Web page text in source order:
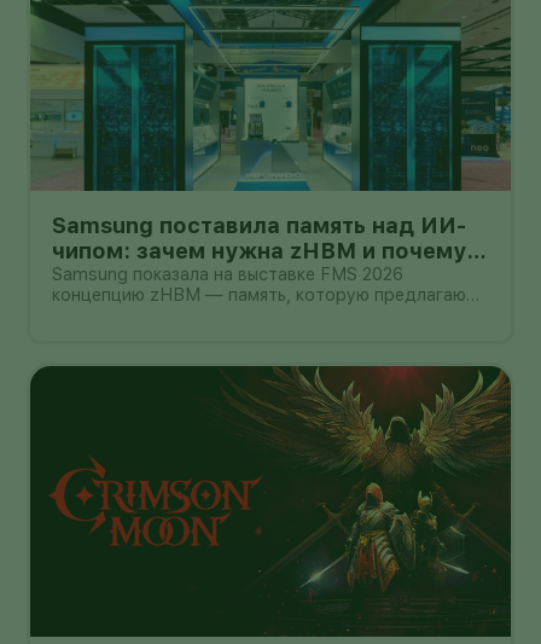
Samsung поставила память над ИИ-
чипом: зачем нужна zHBM и почему
это пока не смартфон
Samsung показала на выставке FMS 2026
концепцию zHBM — память, которую предлагают
восьмикратный прирост производительности
относительно HBM5,